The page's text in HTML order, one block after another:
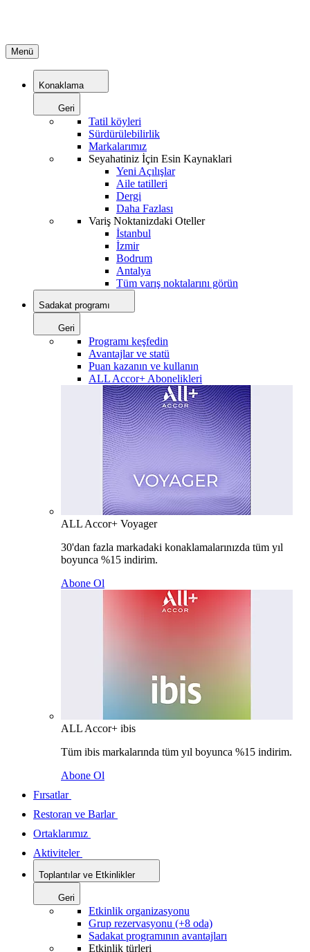
Menü
Konaklama
Geri
Tatil köyleri
Sürdürülebilirlik
Markalarımız
Seyahatiniz İçin Esin Kaynaklari
Yeni Açılışlar
Aile tatilleri
Dergi
Daha Fazlası
Variş Noktanizdaki Oteller
İstanbul
İzmir
Bodrum
Antalya
Tüm varış noktalarını görün
Sadakat programı
Geri
Programı keşfedin
Avantajlar ve statü
Puan kazanın ve kullanın
ALL Accor+ Abonelikleri
ALL Accor+ Voyager
30'dan fazla markadaki konaklamalarınızda tüm yıl
boyunca %15 indirim.
Abone Ol
ALL Accor+ ibis
Tüm ibis markalarında tüm yıl boyunca %15 indirim.
Abone Ol
Fırsatlar
Restoran ve Barlar
Ortaklarımız
Aktiviteler
Toplantılar ve Etkinlikler
Geri
Etkinlik organizasyonu
Grup rezervasyonu (+8 oda)
Sadakat programının avantajları
Etkinlik türleri